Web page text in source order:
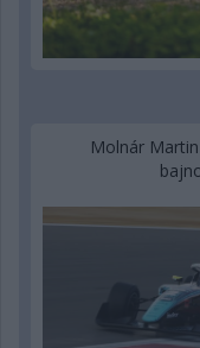
Molnár